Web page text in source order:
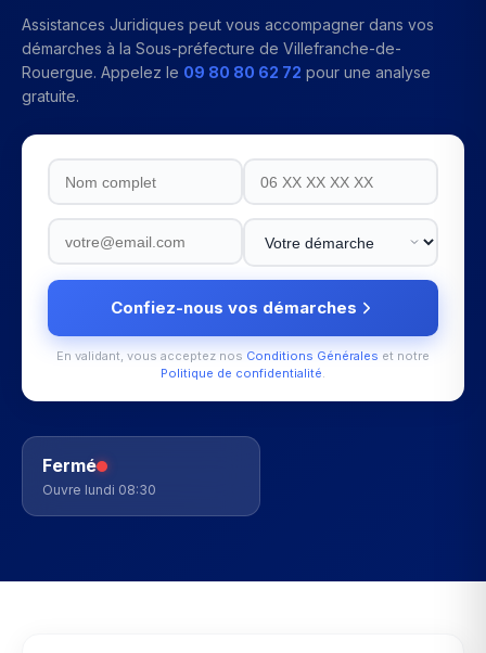
Assistances Juridiques peut vous accompagner dans vos
démarches à la Sous-préfecture de Villefranche-de-
Rouergue. Appelez le 09 80 80 62 72 pour une analyse
gratuite.
Confiez-nous vos démarches
En validant, vous acceptez nos Conditions Générales et notre
Politique de confidentialité.
Fermé
Ouvre lundi 08:30